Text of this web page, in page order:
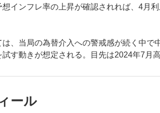
インフレ率の上昇が確認されれば、4月
、当局の為替介入への警戒感が続く中で
す動きが想定される。目先は2024年7月
ール